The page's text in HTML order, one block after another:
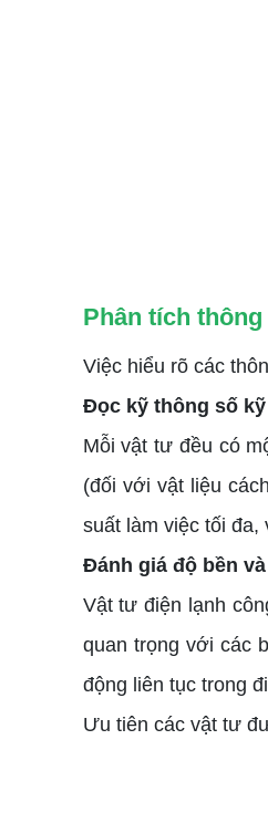
Phân tích
Việc hiểu rõ các
Đọc kỹ thông số
Mỗi vật tư đều có
(đối với vật liệu
suất làm việc tối
Đánh giá độ bền
Vật tư điện lạnh
quan trọng với các
động liên tục trong
Ưu tiên các vật tư